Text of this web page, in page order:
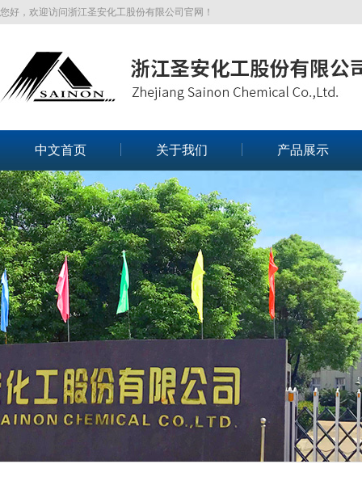
您好，欢迎访问浙江圣安化工股份有限公司官网！
中文首页 关于我们 产品展示